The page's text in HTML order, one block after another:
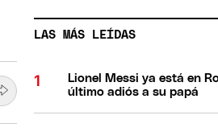
LAS MÁS LEÍDAS
Lionel Messi ya está en
último adiós a su papá